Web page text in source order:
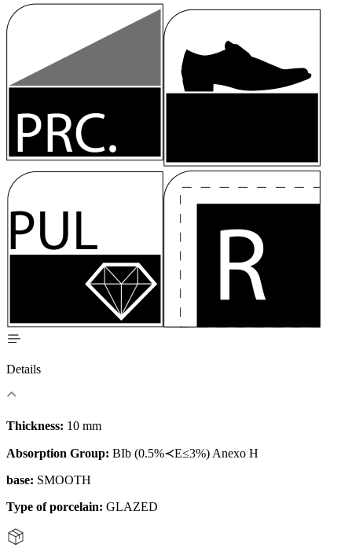
Details
Thickness: 10 mm
Absorption Group: BIb (0.5%≺E≤3%) Anexo H
base: SMOOTH
Type of porcelain: GLAZED